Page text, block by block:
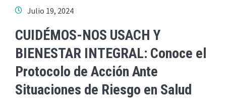
Julio 19, 2024
CUIDÉMOS-NOS USACH Y
BIENESTAR INTEGRAL: Conoce el
Protocolo de Acción Ante
Situaciones de Riesgo en Salud